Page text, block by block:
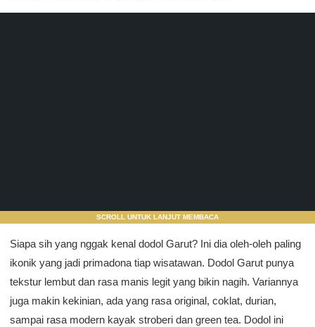
SCROLL UNTUK LANJUT MEMBACA
Siapa sih yang nggak kenal dodol Garut? Ini dia oleh-oleh paling
ikonik yang jadi primadona tiap wisatawan. Dodol Garut punya
tekstur lembut dan rasa manis legit yang bikin nagih. Variannya
juga makin kekinian, ada yang rasa original, coklat, durian,
sampai rasa modern kayak stroberi dan green tea. Dodol ini